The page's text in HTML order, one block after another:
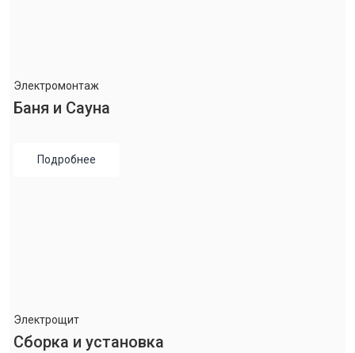
Электромонтаж
Баня и Сауна
Подробнее
Электрощит
Сборка и установка